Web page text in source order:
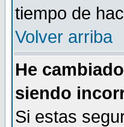
tiempo de
Volver arriba
He
siendo
Si estas